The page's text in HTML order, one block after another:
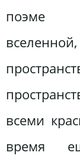
поэме
всеми
время